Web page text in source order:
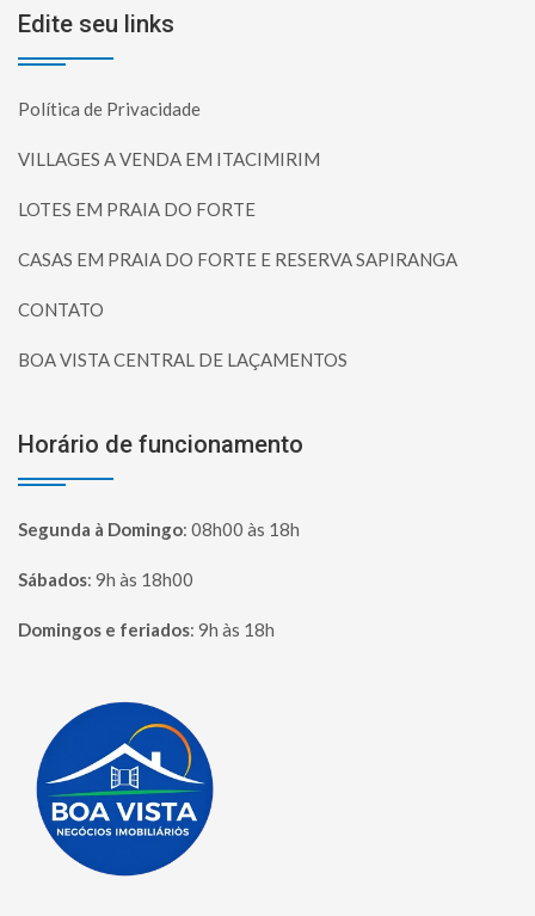
Edite seu links
Política de Privacidade
VILLAGES A VENDA EM ITACIMIRIM
LOTES EM PRAIA DO FORTE
CASAS EM PRAIA DO FORTE E RESERVA SAPIRANGA
CONTATO
BOA VISTA CENTRAL DE LAÇAMENTOS
Horário de funcionamento
Segunda à Domingo: 08h00 às 18h
Sábados: 9h às 18h00
Domingos e feriados: 9h às 18h
Página inicial